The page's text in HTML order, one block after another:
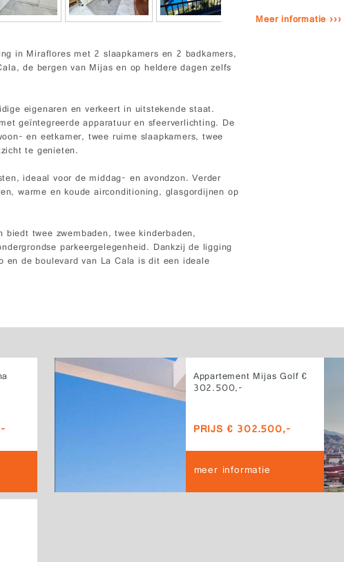
Meer informatie ›››
in Miraflores met 2 slaapkamers en 2 badkamers,
de bergen van Mijas en op heldere dagen zelfs
eigenaren en verkeert in uitstekende staat.
geïntegreerde apparatuur en sfeerverlichting. De
en eetkamer, twee ruime slaapkamers, twee
te genieten.
ideaal voor de middag- en avondzon. Verder
warme en koude airconditioning, glasgordijnen op
twee zwembaden, twee kinderbaden,
parkeergelegenheid. Dankzij de ligging
de boulevard van La Cala is dit een ideale
Appartement Mijas Golf €
302.500,-
PRIJS € 302.500,-
meer informatie